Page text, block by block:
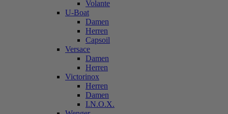
Volante
U-Boat
Damen
Herren
Capsoil
Versace
Damen
Herren
Victorinox
Herren
Damen
I.N.O.X.